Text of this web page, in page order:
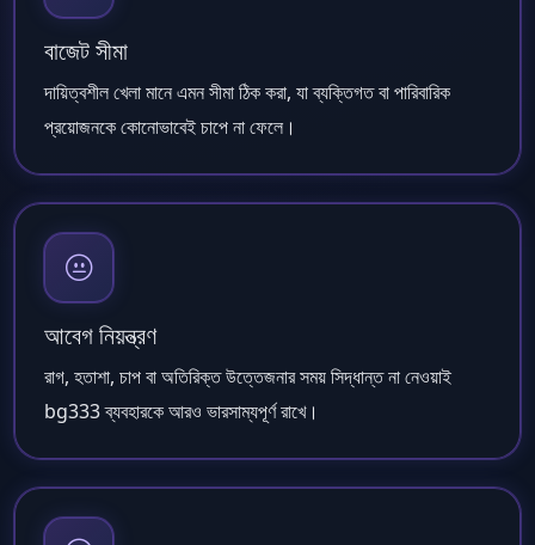
বাজেট সীমা
দায়িত্বশীল খেলা মানে এমন সীমা ঠিক করা, যা ব্যক্তিগত বা পারিবারিক
প্রয়োজনকে কোনোভাবেই চাপে না ফেলে।
আবেগ নিয়ন্ত্রণ
রাগ, হতাশা, চাপ বা অতিরিক্ত উত্তেজনার সময় সিদ্ধান্ত না নেওয়াই
bg333 ব্যবহারকে আরও ভারসাম্যপূর্ণ রাখে।